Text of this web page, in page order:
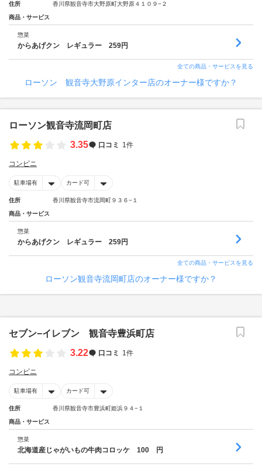
住所 香川県観音寺市大野原町大野原４１０９−２
商品・サービス
惣菜
からあげクン レギュラー 259円
全ての商品・サービスを見る
ローソン 観音寺大野原インター店のオーナー様ですか？
ローソン観音寺流岡町店
3.35
口コミ 1件
コンビニ
駐車場有 カード可
住所 香川県観音寺市流岡町９３６−１
商品・サービス
惣菜
からあげクン レギュラー 259円
全ての商品・サービスを見る
ローソン観音寺流岡町店のオーナー様ですか？
セブン−イレブン 観音寺豊浜町店
3.22
口コミ 1件
コンビニ
駐車場有 カード可
住所 香川県観音寺市豊浜町姫浜９４−１
商品・サービス
惣菜
北海道産じゃがいもの牛肉コロッケ 100 円